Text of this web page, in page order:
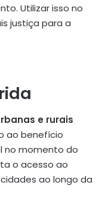
. Utilizar isso no
justiça para a
e rurais
ao benefício
no momento do
o acesso ao
ao longo da